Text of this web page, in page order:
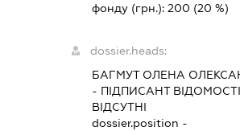
фонду (грн.): 200 (20 %)
dossier.heads:
БАГМУТ ОЛЕНА
- ПІДПИСАНТВІДОМОСТІ
ВІДСУТНІ
dossier.position -